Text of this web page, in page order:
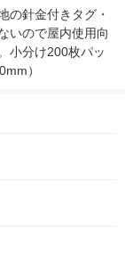
の針金付きタグ・
いので屋内使用向
小分け200枚パッ
）